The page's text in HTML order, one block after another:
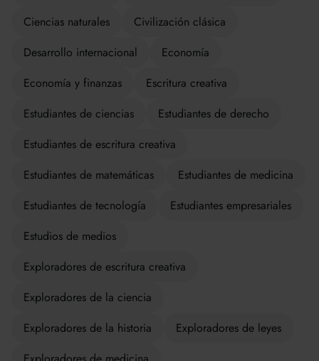
Ciencias naturales
Civilización clásica
Desarrollo internacional
Economía
Economía y finanzas
Escritura creativa
Estudiantes de ciencias
Estudiantes de derecho
Estudiantes de escritura creativa
Estudiantes de matemáticas
Estudiantes de medicina
Estudiantes de tecnología
Estudiantes empresariales
Estudios de medios
Exploradores de escritura creativa
Exploradores de la ciencia
Exploradores de la historia
Exploradores de leyes